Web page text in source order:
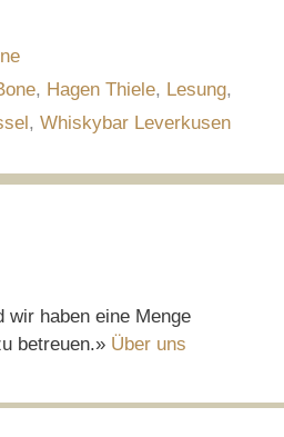
, Hagen Thiele, Lesung,
, Whiskybar Leverkusen
wir haben eine Menge
betreuen.» Über uns